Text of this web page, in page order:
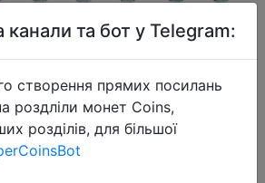
та бот у Telegram:
створення прямих посилань
роздліли монет Coins,
розділів, для більшої